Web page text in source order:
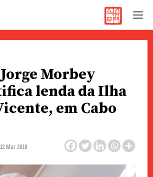
Morbey
lenda da Ilha
em Cabo
12 Mar 2018